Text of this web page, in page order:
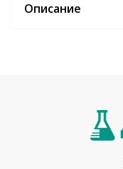
Описание